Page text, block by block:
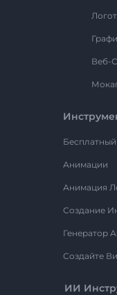
Веб-
Анимации
Анимация
Создание
Генератор
Создайте
ИИ